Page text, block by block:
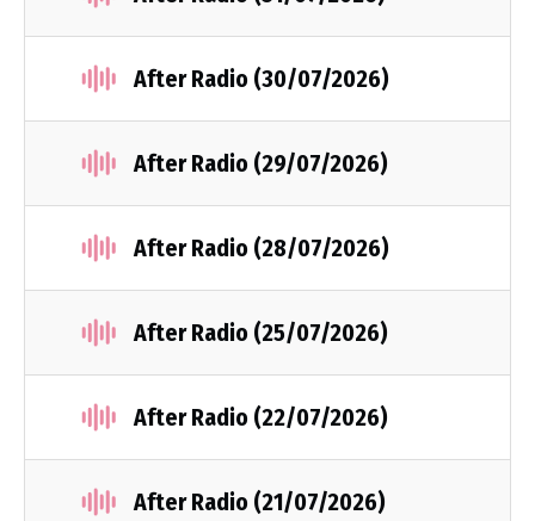
After Radio (30/07/2026)
After Radio (29/07/2026)
After Radio (28/07/2026)
After Radio (25/07/2026)
After Radio (22/07/2026)
After Radio (21/07/2026)